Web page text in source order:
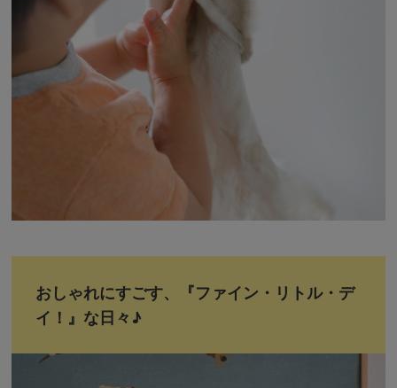
おしゃれにすごす、『ファイン・リトル・デ
イ！』な日々♪